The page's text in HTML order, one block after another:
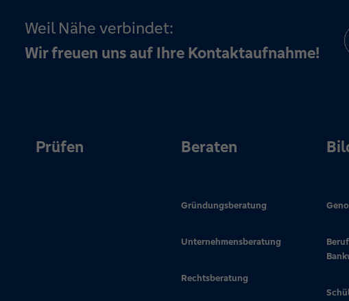
Weil Nähe verbindet:
Wir freuen uns auf Ihre Kontaktaufnahme!
Prüfen Beraten
Gründungsberatung
Unternehmensberatung
Rechtsberatung